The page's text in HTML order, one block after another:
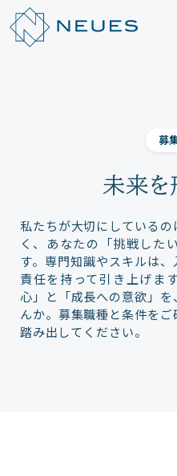
募
未来を
私たちが大切にしている
く、あなたの「挑戦した
す。専門知識やスキルは
責任を持って引き上げま
心」と「成長への意欲」
んか。募集職種と条件を
踏み出してください。